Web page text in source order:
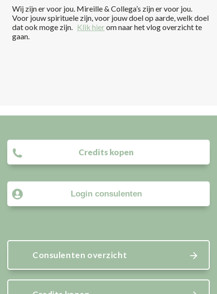
Wij zijn er voor jou. Mireille & Collega’s zijn er voor jou.
Voor jouw spirituele zijn, voor jouw doel op aarde, welk doel
dat ook moge zijn. Klik hierom naar het vlog overzicht te
gaan.
Credits kopen
Login consulenten
Consulenten overzicht